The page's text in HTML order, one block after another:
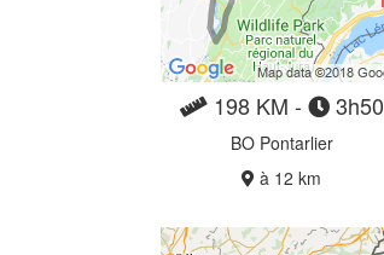
198 KM - 3h50
BO Pontarlier
à 12 km